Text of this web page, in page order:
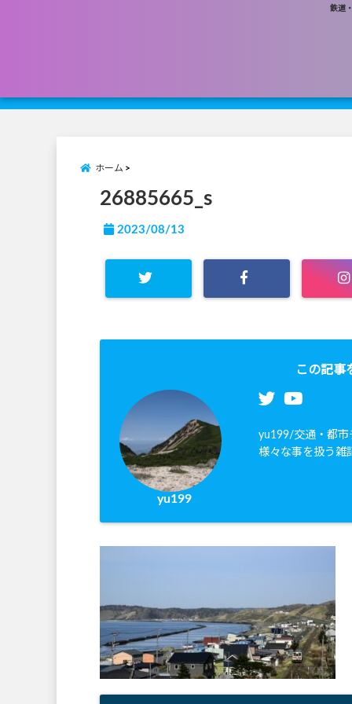
鉄道
ホーム
26885665_s
2023/08/13
この記事
yu199
yu199/交通・都市
様々な事を扱う雑